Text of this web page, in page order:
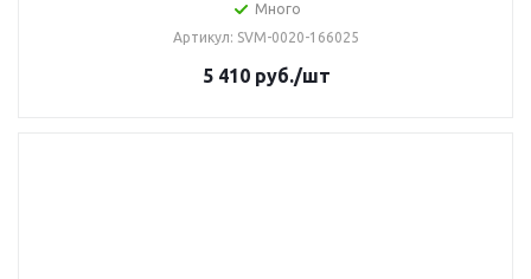
Много
Артикул: SVM-0020-166025
5 410руб./шт